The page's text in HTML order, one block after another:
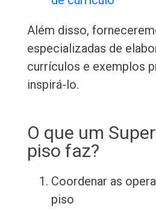
Além disso,
especializadas de
currículos e exemplos
inspirá-lo.
O que um
piso faz?
Coordenar as
piso